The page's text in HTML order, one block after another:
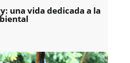
una vida dedicada a la